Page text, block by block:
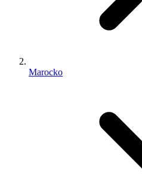
Marocko